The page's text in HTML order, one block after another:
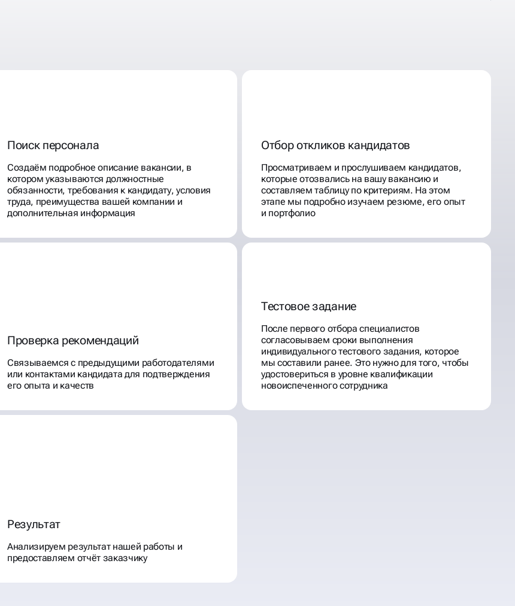
Поиск персонала
Создаём подробное описание вакансии, в
котором указываются должностные
обязанности, требования к кандидату, условия
труда, преимущества вашей компании и
дополнительная информация
Отбор откликов кандидатов
Просматриваем и прослушиваем кандидатов,
которые отозвались на вашу вакансию и
составляем таблицу по критериям. На этом
этапе мы подробно изучаем резюме, его опыт
и портфолио
Проверка рекомендаций
Связываемся с предыдущими работодателями
или контактами кандидата для подтверждения
его опыта и качеств
Тестовое задание
После первого отбора специалистов
согласовываем сроки выполнения
индивидуального тестового задания, которое
мы составили ранее. Это нужно для того, чтобы
удостовериться в уровне квалификации
новоиспеченного сотрудника
Результат
Анализируем результат нашей работы и
предоставляем отчёт заказчику